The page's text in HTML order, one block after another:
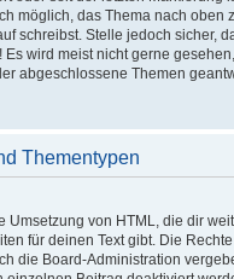
möglich, das Thema nach oben
schreibst. Stelle jedoch sicher,
wird meist nicht gerne
abgeschlossene Themen
Thementypen
Umsetzung von HTML, die dir
für deinen Text gibt. Die
die Board-Administration